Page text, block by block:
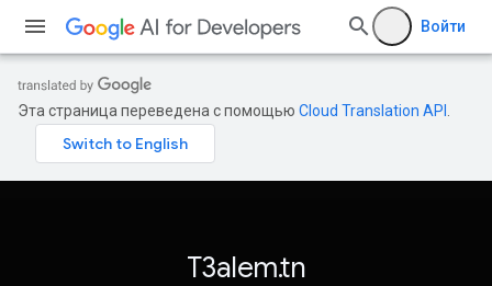
Войти
Эта страница переведена с помощью Cloud Translation API
T3alem.tn